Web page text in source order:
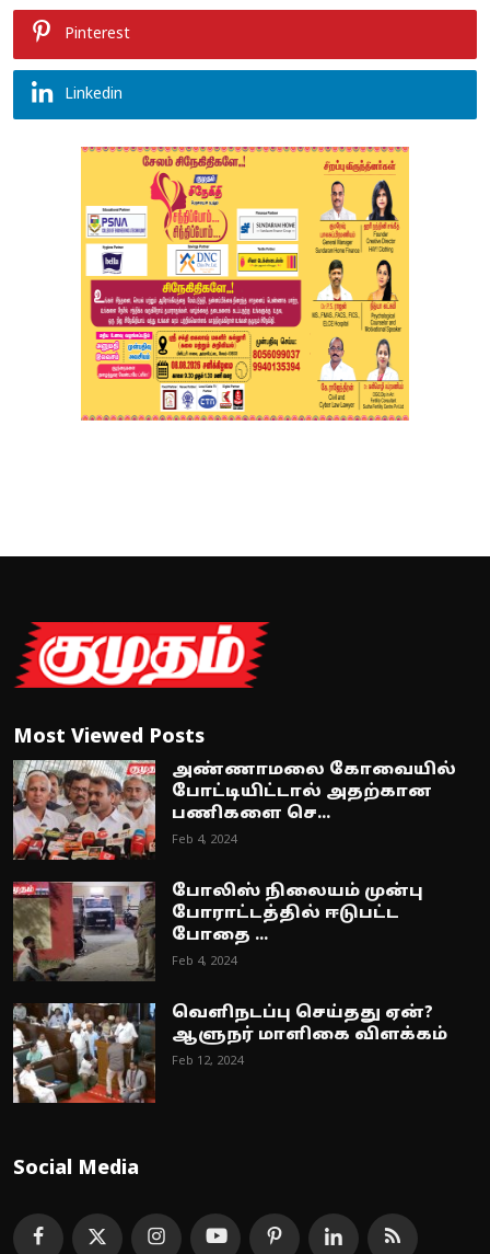
Pinterest
Linkedin
Most Viewed Posts
அண்ணாமலை கோவையில்
போட்டியிட்டால் அதற்கான
பணிகளை செ...
Feb 4, 2024
போலிஸ் நிலையம் முன்பு
போராட்டத்தில் ஈடுபட்ட
போதை ...
Feb 4, 2024
வெளிநடப்பு செய்தது ஏன்?
ஆளுநர் மாளிகை விளக்கம்
Feb 12, 2024
Social Media